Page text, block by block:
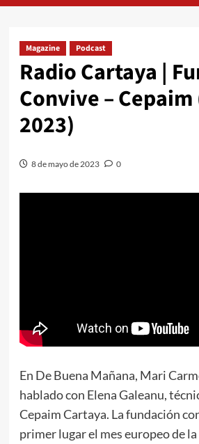
Magazine Podcast
Radio Cartaya |
Convive –
2023)
8 de mayo de 2023 0
En De Buena Mañana, Mari
hablado con Elena Galeanu,
Cepaim Cartaya. La fundación
primer lugar el mes europeo de